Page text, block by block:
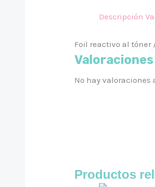
Descripción
Foil reactivo al tóner
Valoraciones
No hay valoraciones
Productos